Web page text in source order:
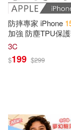
Zen
西南交通
華中科技
中國勞動
防摔專家 iPhone
加強 防塵TPU保
3C
$199 $299